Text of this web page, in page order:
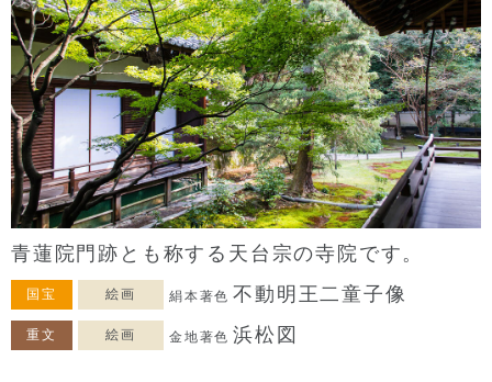
青蓮院門跡とも称する天台宗の寺院です。
国宝 絵画 絹本著色 不動明王二童子像
重文 絵画 金地著色 浜松図